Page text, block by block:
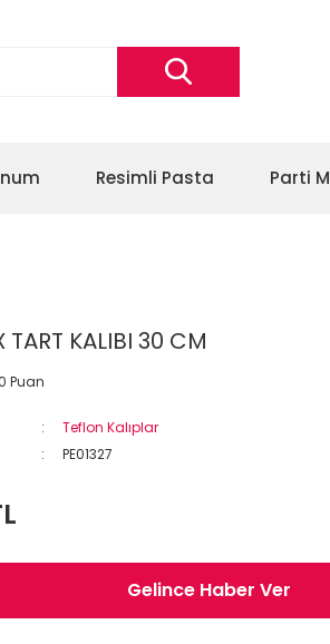
Resimli Pasta Parti
TART KALIBI 30 CM
Puan
Teflon Kalıplar
PE01327
Gelince Haber Ver